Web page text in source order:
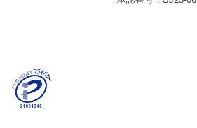
名、住所、生年月日、性別、保険契
係、保険加入の目的、保険商品の内
のお支払方法、車のメーカーや走行